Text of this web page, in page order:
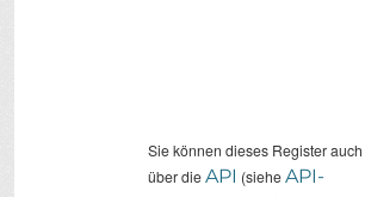
Sie können dieses Register auch
über dieAPI (sieheAPI-